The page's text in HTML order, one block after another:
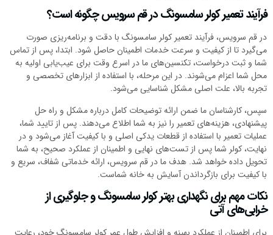
فرآیند تعمیر کولر سامسونگ در قم سرویس چگونه است؟
در قم سرویس، فرآیند تعمیر کولر سامسونگ با دقت و برنامه‌ریزی صورت
می‌گیرد تا از کیفیت و سرعت خدمات اطمینان حاصل شود. ابتدا، پس از تماس
شما و ثبت درخواست، تکنسین‌های ما در اسرع وقت برای عیب‌یابی اولیه به
محل شما اعزام می‌شوند. در این مرحله، با استفاده از ابزارهای تخصصی و
تجربه بالا، علت اصلی مشکل شناسایی می‌شود.
سپس، کارشناسان ما ضمن ارائه توضیحات کامل درباره مشکل و راه حل
پیشنهادی، هزینه‌های تعمیر را نیز به شما اطلاع می‌دهند. پس از تایید شما،
عملیات تعمیر با استفاده از قطعات یدکی اصلی و با کیفیت آغاز می‌شود و در
نهایت، کولر شما پس از تست‌های نهایی و اطمینان از عملکرد صحیح، به شما
تحویل داده خواهد شد. هدف ما در قم سرویس، ارائه خدماتی شفاف، سریع و
با کیفیت برای بازگرداندن آسایش به خانه شماست.
نکات مهم برای نگهداری بهتر کولر سامسونگ و جلوگیری از
خرابی‌های آتی